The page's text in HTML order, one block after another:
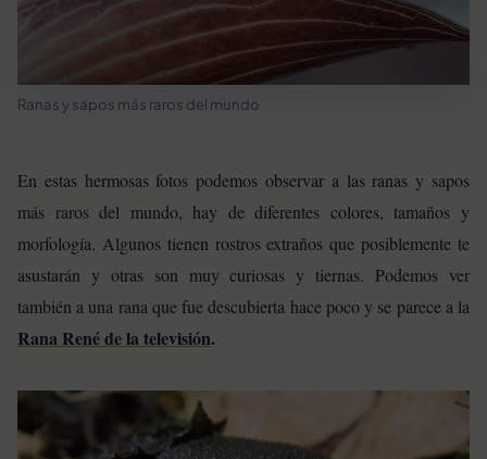
Ranas y sapos más raros del mundo
En estas hermosas fotos podemos observar a las ranas y sapos
más raros del mundo, hay de diferentes colores, tamaños y
morfología. Algunos tienen rostros extraños que posiblemente te
asustarán y otras son muy curiosas y tiernas. Podemos ver
también a una rana que fue descubierta hace poco y se parece a la
Rana René de la televisión.